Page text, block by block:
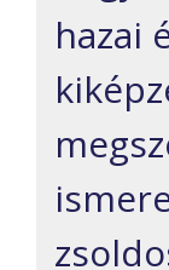
hazai